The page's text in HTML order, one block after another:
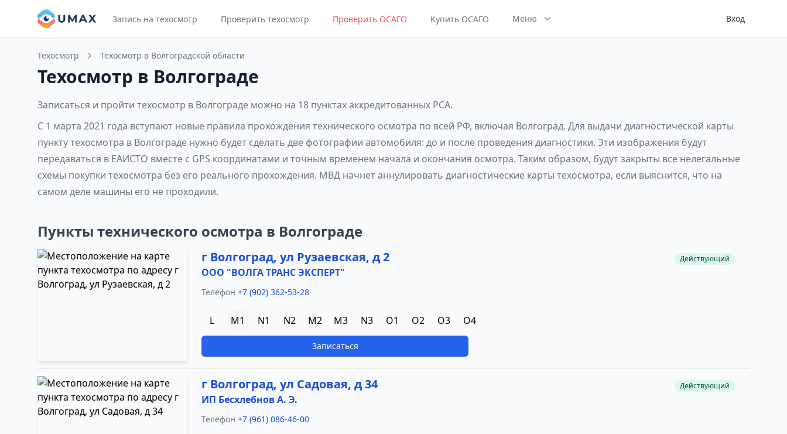
Запись на техосмотр Проверить техосмотр Проверить ОСАГО Купить ОСАГО Меню Вход
Техосмотр Техосмотр в Волгоградской области
Техосмотр в Волгограде
Записаться и пройти техосмотр в Волгограде можно на 18 пунктах аккредитованных РСА.
С 1 марта 2021 года вступают новые правила прохождения технического осмотра по всей РФ, включая Волгоград. Для выдачи диагностической карты
пункту техосмотра в Волгограде нужно будет сделать две фотографии автомобиля: до и после проведения диагностики. Эти изображения будут
передаваться в ЕАИСТО вместе с GPS координатами и точным временем начала и окончания осмотра. Таким образом, будут закрыты все нелегальные
схемы покупки техосмотра без его реального прохождения. МВД начнет аннулировать диагностические карты техосмотра, если выяснится, что на
самом деле машины его не проходили.
Пункты технического осмотра в Волгограде
г Волгоград, ул Рузаевская, д 2
ООО "ВОЛГА ТРАНС ЭКСПЕРТ"
Действующий
Телефон +7 (902) 362-53-28
L M1 N1 N2 M2 M3 N3 O1 O2 O3 O4
Записаться
г Волгоград, ул Садовая, д 34
ИП Бесхлебнов А. Э.
Действующий
Телефон +7 (961) 086-46-00